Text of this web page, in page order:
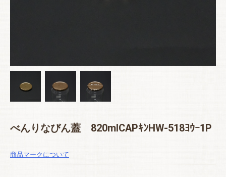
べんりなびん蓋 820mlCAPｷﾝHW-518ﾖｳｰ1P
商品マークについて